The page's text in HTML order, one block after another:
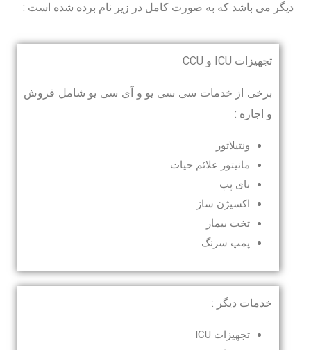
دیگر می باشد که به صورت کامل در زیر نام برده شده است :
تجهیزات ICU و CCU
برخی از خدمات سی سی یو و آی سی یو شامل فروش
و اجاره :
ونتیلاتور
مانیتور علائم حیات
بای پپ
اکسیژن ساز
تخت بیمار
پمپ سرنگ
خدمات دیگر :
تجهیزات ICU